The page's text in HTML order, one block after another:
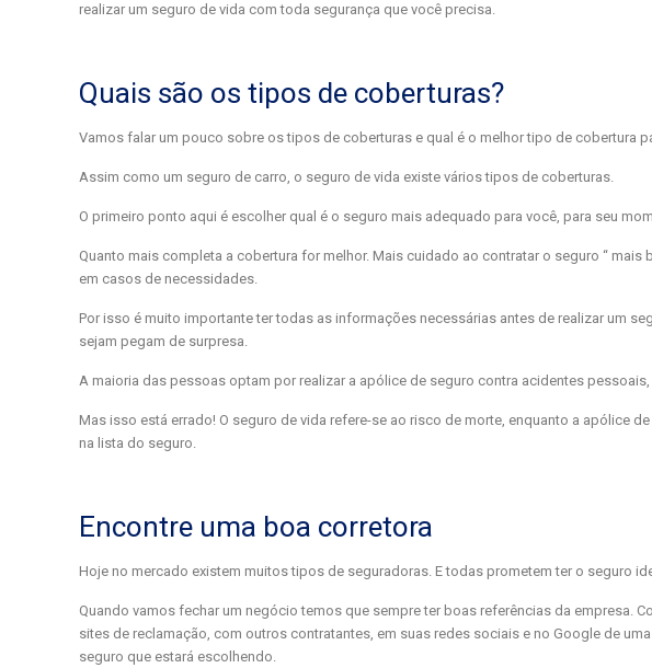
realizar um seguro de vida com toda segurança que você precisa.
Quais são os tipos de coberturas?
Vamos falar um pouco sobre os tipos de coberturas e qual é o melhor tipo de cobertura
Assim como um seguro de carro, o seguro de vida existe vários tipos de coberturas.
O primeiro ponto aqui é escolher qual é o seguro mais adequado para você, para seu
Quanto mais completa a cobertura for melhor. Mais cuidado ao contratar o seguro “
em casos de necessidades.
Por isso é muito importante ter todas as informações necessárias antes de realizar um
sejam pegam de surpresa.
A maioria das pessoas optam por realizar a apólice de seguro contra acidentes
Mas isso está errado! O seguro de vida refere-se ao risco de morte, enquanto a apólice
na lista do seguro.
Encontre uma boa corretora
Hoje no mercado existem muitos tipos de seguradoras. E todas prometem ter o seguro
Quando vamos fechar um negócio temos que sempre ter boas referências da empresa.
sites de reclamação, com outros contratantes, em suas redes sociais e no Google de
seguro que estará escolhendo.